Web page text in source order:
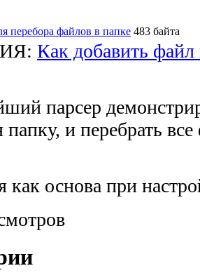
перебора файлов в папке 483 байта
Как добавить файл
парсер
папку, и перебрать
как основа при